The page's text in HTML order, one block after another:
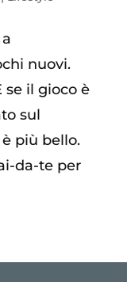
nuovi.
se il gioco è
sul
più bello.
da-te per